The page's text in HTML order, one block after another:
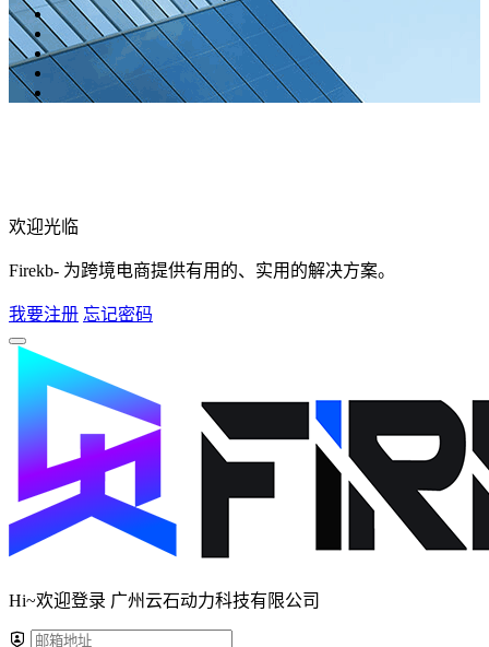
欢迎光临
Firekb- 为跨境电商提供有用的、实用的解决方案。
我要注册 忘记密码
Hi~欢迎登录 广州云石动力科技有限公司